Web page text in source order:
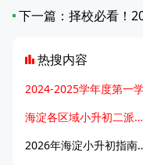
下一篇： 择校必看！
热搜内容
海淀各区域小升初二派全攻略合集！区域一至五志愿填报、升学策略详解
2026年海淀小升